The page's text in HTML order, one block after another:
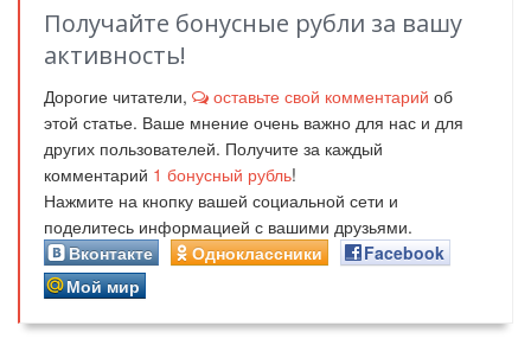
Получайте бонусные рубли за вашу
активность!
Дорогие читатели, оставьте свой комментарий об
этой статье. Ваше мнение очень важно для нас и для
других пользователей. Получите за каждый
комментарий 1 бонусный рубль!
Нажмите на кнопку вашей социальной сети и
поделитесь информацией с вашими друзьями.
Вконтакте
Одноклассники
Facebook
Мой мир